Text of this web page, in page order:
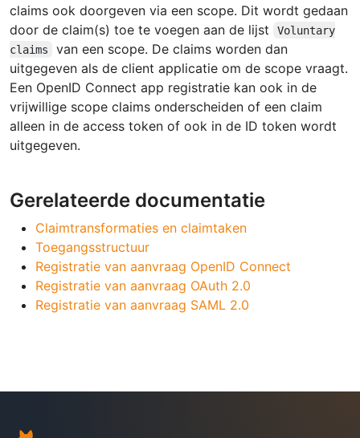
claims ook doorgeven via een scope. Dit wordt gedaan
door de claim(s) toe te voegen aan de lijst
Voluntary
claims
van een scope. De claims worden dan
uitgegeven als de client applicatie om de scope vraagt.
Een OpenID Connect app registratie kan ook in de
vrijwillige scope claims onderscheiden of een claim
alleen in de access token of ook in de ID token wordt
uitgegeven.
Gerelateerde documentatie
Claimtransformaties en claimtaken
Toegangsstructuur
Registratie van aanvraag OpenID Connect
Registratie van aanvraag OAuth 2.0
Registratie van aanvraag SAML 2.0